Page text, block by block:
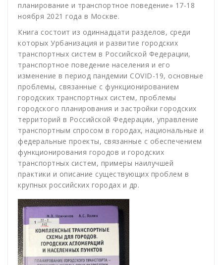
планирование и транспортное поведение» 17-18
ноября 2021 года в Москве.
Книга состоит из одиннадцати разделов, среди
которых Урбанизация и развитие городских
транспортных систем в Российской Федерации,
транспортное поведение населения и его
изменение в период пандемии COVID-19, основные
проблемы, связанные с функционированием
городских транспортных систем, проблемы
городского планирования и застройки городских
территорий в Российской Федерации, управление
транспортным спросом в городах, национальные и
федеральные проекты, связанные с обеспечением
функционирования городов и городских
транспортных систем, примеры наилучшей
практики и описание существующих проблем в
крупных российских городах и др.